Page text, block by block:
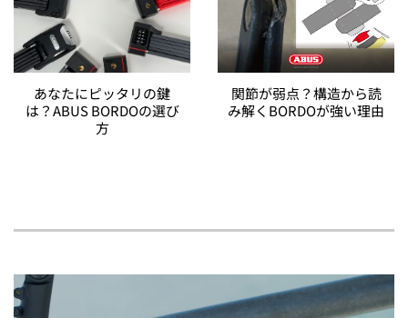
あなたにピッタリの鍵
は？ABUS BORDOの選び
方
関節が弱点？構造から読
み解くBORDOが強い理由